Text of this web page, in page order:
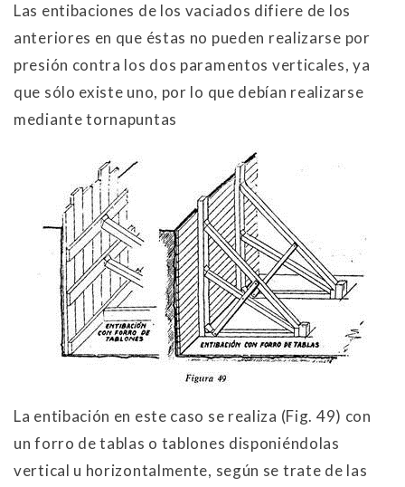
Las entibaciones de los vaciados difiere de los
anteriores en que éstas no pueden realizarse por
presión contra los dos paramentos verticales, ya
que sólo existe uno, por lo que debían realizarse
mediante tornapuntas
La entibación en este caso se realiza (Fig. 49) con
un forro de tablas o tablones disponiéndolas
vertical u horizontalmente, según se trate de las